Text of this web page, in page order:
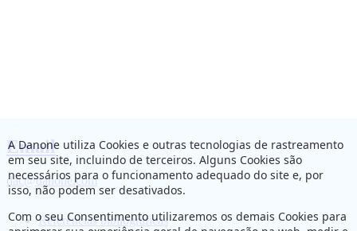
Email
dac@danone.com
Referências bibliográficas
A Danone utiliza Cookies e outras tecnologias de rastreamento
em seu site, incluindo de terceiros. Alguns Cookies são
necessários para o funcionamento adequado do site e, por
isso, não podem ser desativados.
Com o seu Consentimento utilizaremos os demais Cookies para